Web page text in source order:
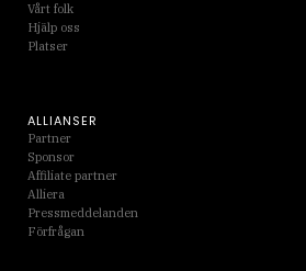
Vårt folk
Hjälp oss
Platser
ALLIANSER
Partner
Sponsor
Affiliate partner
Alliera
Pressmeddelanden
Förfrågan